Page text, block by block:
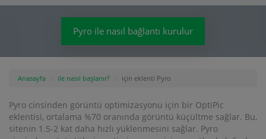
Pyro ile nasıl bağlantı kurulur
Anasayfa ile nasıl başlanır? için eklenti Pyro
Pyro cinsinden görüntü optimizasyonu için bir OptiPic
eklentisi, ortalama %70 oranında görüntü küçültme sağlar. Bu,
sitenin 1.5-2 kat daha hızlı yüklenmesini sağlar. Pyro